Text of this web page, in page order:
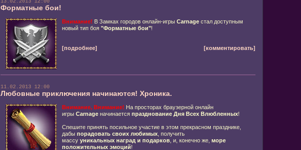
13.02.2013 12:00
Форматные бои!
Внимание! В Замках городов онлайн-игры Carnageстал доступным
новый тип боя "Форматные бои"!
[подробнее] [комментировать]
11.02.2013 12:00
Любовные приключения начинаются! Хроника.
Внимание, Внимание! На просторах браузерной онлайн
игры Carnage начинается празднование Дня Всех Влюбленных!
Спешите принять посильное участие в этом прекрасном празднике,
дабы порадовать своих любимых, получить
массу уникальных наград и подарков, и, конечно же, море
положительных эмоций!